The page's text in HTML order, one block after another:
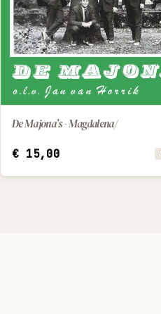
De Majona’s - Magdalena/
€15,00